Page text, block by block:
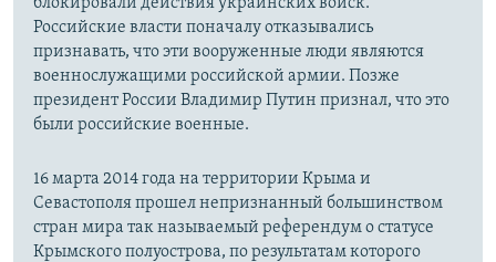
Российские власти поначалу отказывались
признавать, что эти вооруженные люди являются
военнослужащими российской армии. Позже
президент России Владимир Путин признал, что это
были российские военные.
16 марта 2014 года на территории Крыма и
Севастополя прошел непризнанный большинством
стран мира так называемый референдум о статусе
Крымского полуострова, по результатам которого